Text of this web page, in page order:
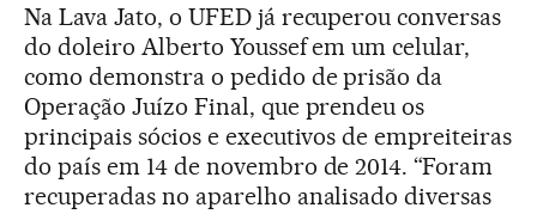
Na Lava Jato, o UFED já recuperou conversas
do doleiro Alberto Youssef em um celular,
como demonstra o pedido de prisão da
Operação Juízo Final, que prendeu os
principais sócios e executivos de empreiteiras
do país em 14 de novembro de 2014. “Foram
recuperadas no aparelho analisado diversas